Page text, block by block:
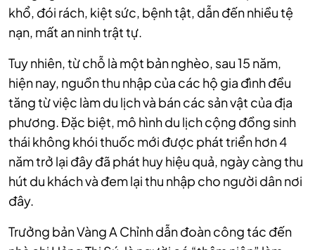
khổ, đói rách, kiệt sức, bệnh tật, dẫn đến nhiều tệ
nạn, mất an ninh trật tự.
Tuy nhiên, từ chỗ là một bản nghèo, sau 15 năm,
hiện nay, nguồn thu nhập của các hộ gia đình đều
tăng từ việc làm du lịch và bán các sản vật của địa
phương. Đặc biệt, mô hình du lịch cộng đồng sinh
thái không khói thuốc mới được phát triển hơn 4
năm trở lại đây đã phát huy hiệu quả, ngày càng thu
hút du khách và đem lại thu nhập cho người dân nơi
đây.
Trưởng bản Vàng A Chỉnh dẫn đoàn công tác đến